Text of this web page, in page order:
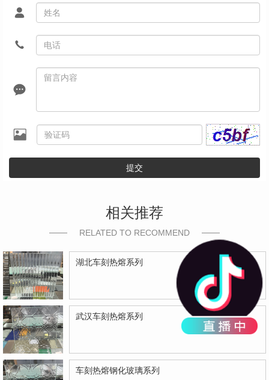
提交
相关推荐
RELATED TO RECOMMEND
湖北车刻热熔系列
武汉车刻热熔系列
车刻热熔钢化玻璃系列